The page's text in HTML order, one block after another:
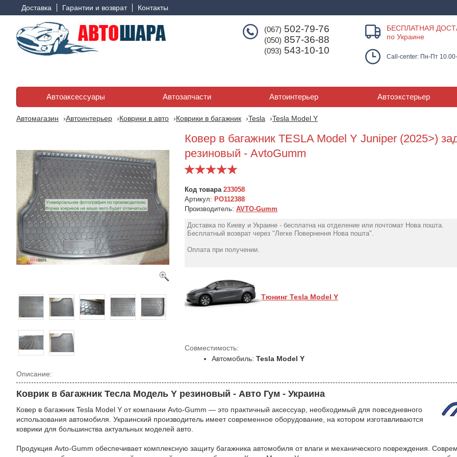
Доставка Гарантии и возврат Контакты
(067) 502-79-76
(050) 857-36-88
(093) 543-10-10
БЕСПЛАТНАЯ
по Украине
Call-center: Пн-Пт
Автоаксессуары Автозапчасти Автоинтерьер Автоэкстерьер
Автомагазин Автоинтерьер Коврики в авто Коврики в багажник Tesla Tesla Model Y
Ковер в багажник TESLA Model Y Juniper (2025>)
резиновый - AvtoGumm
Код товара 233058
Артикул: PO112388
Производитель: AVTO-Gumm
Доставка по Киеву и Украине - бесплатна на отделение или почтомат Нова пошта.
Бесплатный возврат через "Легке Повернення Нова пошта".
Оплата при получении.
Тюнинг Tesla Model Y
Совместимость:
Автомобиль: Tesla Model Y
Описание:
Коврик в багажник Тесла Модель Y резиновый - Авто Гум - Украина
Ковер в багажник Tesla Model Y от компании Avto-Gumm — это практичный аксессуар, необходимый для повседневного
использования автомобиля. Украинский производитель имеет современное оборудование, на котором изготавливаются
коврики для большинства актуальных моделей авто.
Продукция Avto-Gumm обеспечивает комплексную защиту багажника автомобиля от влаги и механического повреждения.
Model Y (2020>) задний
+ передний резиновый -
Model Y (2019-)